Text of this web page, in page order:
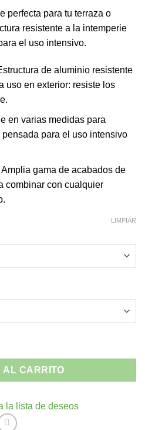
precios:
desde
405,00€
463,00€
perfecta para tu terraza o
resistente a la intemperie
el uso intensivo.
de aluminio resistente
uso en exterior: resiste los
en varias medidas para
para el uso intensivo
Amplia gama de acabados de
combinar con cualquier
LIMPIAR
y Exterior cantidad
AL CARRITO
la lista de deseos